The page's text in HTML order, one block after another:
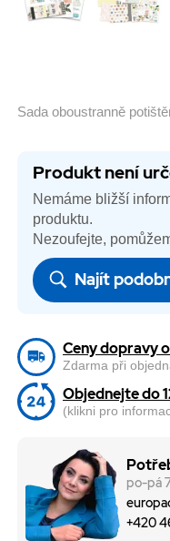
Sada oboustranně
Produkt není
Nemáme bližší
produktu.
Nezoufejte,
Najít
Ceny dopravy
Zdarma při
Objednejte do
(klikni pro
po-pá
+420